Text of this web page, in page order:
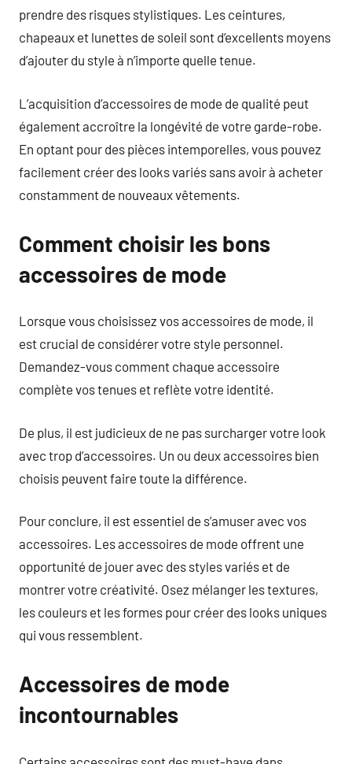
prendre des risques stylistiques. Les ceintures,
chapeaux et lunettes de soleil sont d’excellents moyens
d’ajouter du style à n’importe quelle tenue.
L’acquisition d’accessoires de mode de qualité peut
également accroître la longévité de votre garde-robe.
En optant pour des pièces intemporelles, vous pouvez
facilement créer des looks variés sans avoir à acheter
constamment de nouveaux vêtements.
Comment choisir les bons
accessoires de mode
Lorsque vous choisissez vos accessoires de mode, il
est crucial de considérer votre style personnel.
Demandez-vous comment chaque accessoire
complète vos tenues et reflète votre identité.
De plus, il est judicieux de ne pas surcharger votre look
avec trop d’accessoires. Un ou deux accessoires bien
choisis peuvent faire toute la différence.
Pour conclure, il est essentiel de s’amuser avec vos
accessoires. Les accessoires de mode offrent une
opportunité de jouer avec des styles variés et de
montrer votre créativité. Osez mélanger les textures,
les couleurs et les formes pour créer des looks uniques
qui vous ressemblent.
Accessoires de mode
incontournables